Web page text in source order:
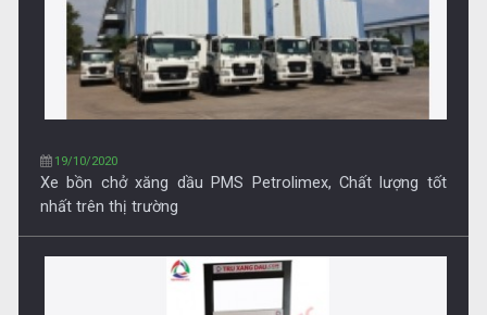
15/10/2020
Chuyên cung cấp trụ bơm xăng dầu, thiết bị vật tư xăng
dầu